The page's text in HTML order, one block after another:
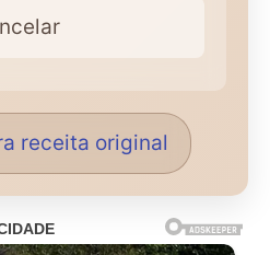
receita original